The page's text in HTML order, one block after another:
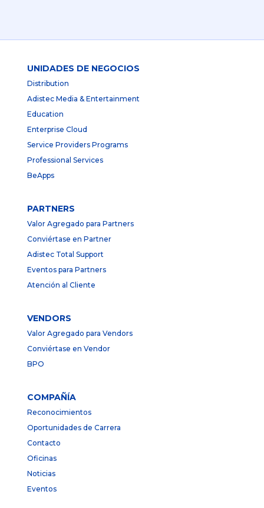
UNIDADES DE NEGOCIOS
Distribution
Adistec Media & Entertainment
Education
Enterprise Cloud
Service Providers Programs
Professional Services
BeApps
PARTNERS
Valor Agregado para Partners
Conviértase en Partner
Adistec Total Support
Eventos para Partners
Atención al Cliente
VENDORS
Valor Agregado para Vendors
Conviértase en Vendor
BPO
COMPAÑÍA
Reconocimientos
Oportunidades de Carrera
Contacto
Oficinas
Noticias
Eventos